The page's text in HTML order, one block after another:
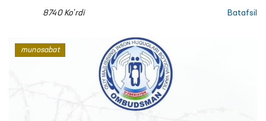
8740 Ko'rdi Batafsil
munosabat